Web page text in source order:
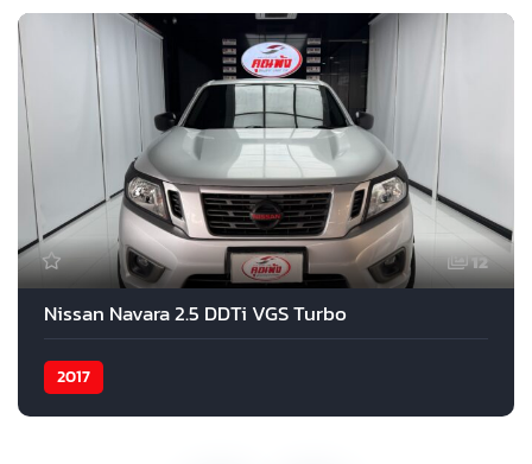
12
Nissan Navara 2.5 DDTi VGS Turbo
2017